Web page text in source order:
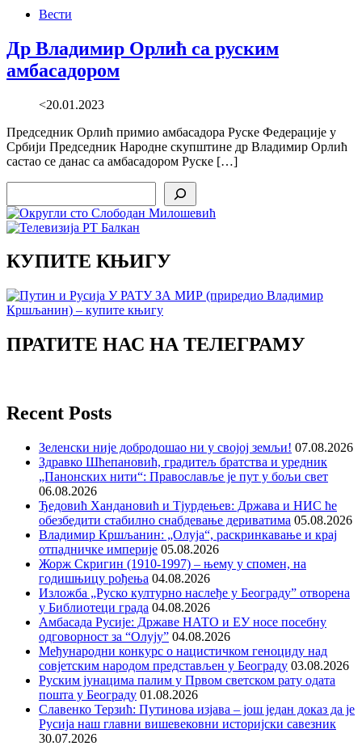
Вести
Др Владимир Орлић са руским
амбасадором
<20.01.2023
Председник Орлић примио амбасадора Руске Федерације у
Србији Председник Народне скупштине др Владимир Орлић
састао се данас са амбасадором Руске […]
КУПИТЕ КЊИГУ
ПРАТИТЕ НАС НА ТЕЛЕГРАМУ
Recent Posts
Зеленски није добродошао ни у својој земљи! 07.08.2026
Здравко Шћепановић, градитељ братства и уредник
„Панонских нити“: Православље је пут у бољи свет
06.08.2026
Ђедовић Хандановић и Тјурдењев: Држава и НИС ће
обезбедити стабилно снабдевање дериватима 05.08.2026
Владимир Кршљанин: „Олуја“, раскринкавање и крај
отпадничке империје 05.08.2026
Жорж Скригин (1910-1997) – њему у спомен, на
годишњицу рођења 04.08.2026
Изложба „Руско културно наслеђе у Београду” отворена
у Библиотеци града 04.08.2026
Амбасада Русије: Државе НАТО и ЕУ носе посебну
одговорност за “Олују” 04.08.2026
Међународни конкурс о нацистичком геноциду над
совјетским народом представљен у Београду 03.08.2026
Руским јунацима палим у Првом светском рату одата
пошта у Београду 01.08.2026
Славенко Терзић: Путинова изјава – још један доказ да је
Русија наш главни вишевековни историјски савезник
30.07.2026